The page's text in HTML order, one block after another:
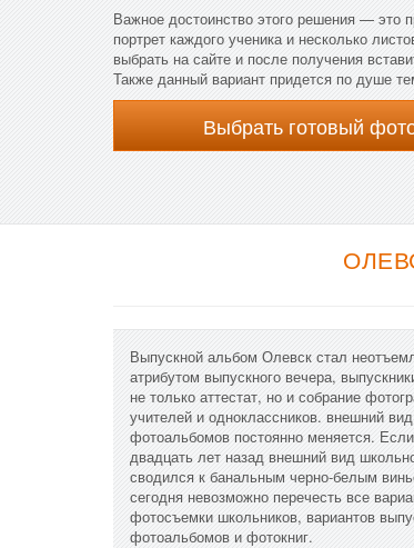
Важное достоинство этого решения — это
портрет каждого ученика и несколько
выбрать на сайте и после получения
Также данный вариант придется по душе
Выбрать готовый
Выпускной альбом Олевск стал
атрибутом выпускного вечера,
не только аттестат, но и собрание
учителей и одноклассников. внешний
фотоальбомов постоянно меняется.
двадцать лет назад внешний вид
сводился к банальным черно-белым
сегодня невозможно перечесть все
фотосъемки школьников, вариантов
фотоальбомов и фотокниг.